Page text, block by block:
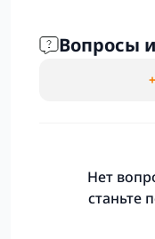
Вопросы
Нет
станьте